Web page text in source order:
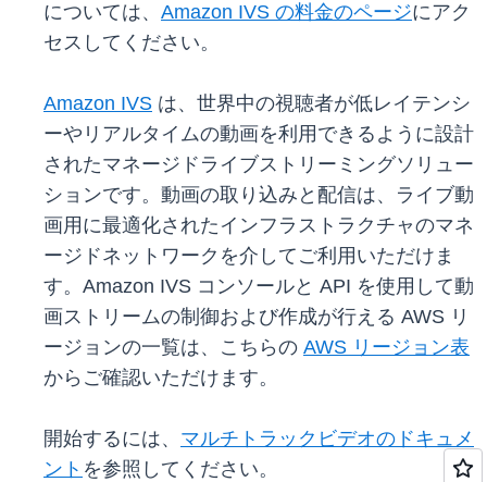
については、 Amazon IVS の料金のページにアク
セスしてください。
Amazon IVS は、世界中の視聴者が低レイテンシ
ーやリアルタイムの動画を利用できるように設計
されたマネージドライブストリーミングソリュー
ションです。動画の取り込みと配信は、ライブ動
画用に最適化されたインフラストラクチャのマネ
ージドネットワークを介してご利用いただけま
す。Amazon IVS コンソールと API を使用して動
画ストリームの制御および作成が行える AWS リ
ージョンの一覧は、こちらの AWS リージョン表
からご確認いただけます。
開始するには、 マルチトラックビデオのドキュメ
ント を参照してください。